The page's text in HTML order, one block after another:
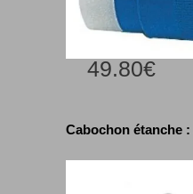
49.80€
Cabochon étanche :